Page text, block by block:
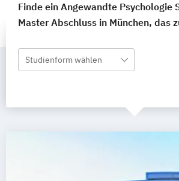
Finde ein Angewandte Psychologie
Master Abschluss in München, das
Studienform wählen